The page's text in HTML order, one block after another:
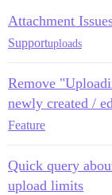
Attachment
Supportuploads
Remove
newly created /
Feature
Quick query
upload limits